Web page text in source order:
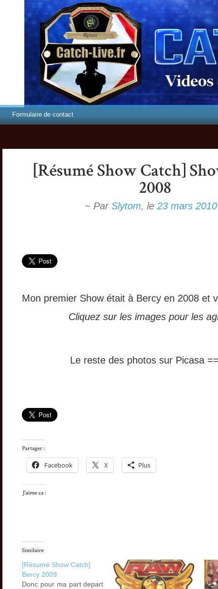
Formulaire de contact
~ Par Slytom, le 23 mars 2010
Mon premier Show était à Bercy en 2008 et
Cliquez sur les images pour les
Le reste des photos sur Picasa
Facebook X Plus
[Résumé Show Catch]
Bercy 2009
Donc pour ma part depart